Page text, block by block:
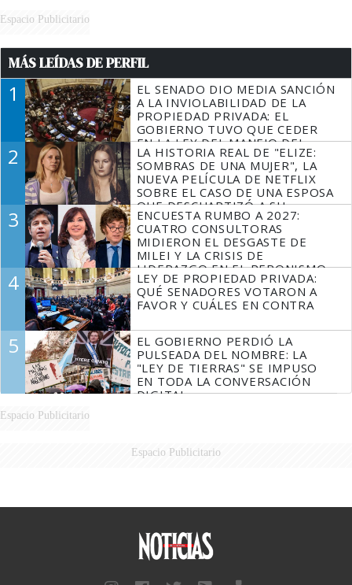
Espacio Publicitario
MÁS LEÍDAS DE PERFIL
1
EL SENADO DIO MEDIA SANCIÓN
A LA INVIOLABILIDAD DE LA
PROPIEDAD PRIVADA: EL
GOBIERNO TUVO QUE CEDER
EN LA LEY DEL MANEJO DEL
FUEGO
2
LA HISTORIA REAL DE "ELIZE:
SOMBRAS DE UNA MUJER", LA
NUEVA PELÍCULA DE NETFLIX
SOBRE EL CASO DE UNA ESPOSA
QUE DESCUARTIZÓ A SU
MARIDO
3
ENCUESTA RUMBO A 2027:
CUATRO CONSULTORAS
MIDIERON EL DESGASTE DE
MILEI Y LA CRISIS DE
LIDERAZGO EN EL PERONISMO
4
LEY DE PROPIEDAD PRIVADA:
QUÉ SENADORES VOTARON A
FAVOR Y CUÁLES EN CONTRA
5
EL GOBIERNO PERDIÓ LA
PULSEADA DEL NOMBRE: LA
"LEY DE TIERRAS" SE IMPUSO
EN TODA LA CONVERSACIÓN
DIGITAL
Espacio Publicitario
Espacio Publicitario